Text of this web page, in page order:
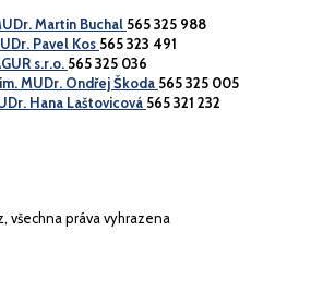
Martin Buchal 565 325 988
Pavel Kos 565 323 491
s.r.o. 565 325 036
MUDr. Ondřej Škoda 565 325 005
Hana Laštovicová 565 321 232
všechna práva vyhrazena